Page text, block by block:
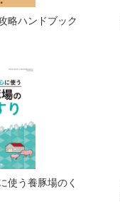
略ハンドブック
使う養豚場のく